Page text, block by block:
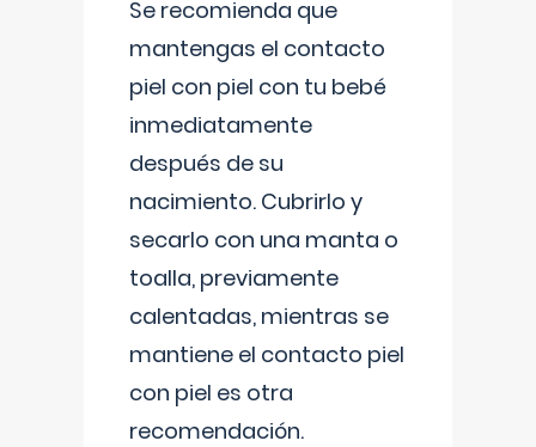
Se recomienda que
mantengas el contacto
piel con piel con tu bebé
inmediatamente
después de su
nacimiento. Cubrirlo y
secarlo con una manta o
toalla, previamente
calentadas, mientras se
mantiene el contacto piel
con piel es otra
recomendación.